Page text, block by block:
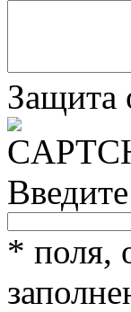
Защита
* поля,